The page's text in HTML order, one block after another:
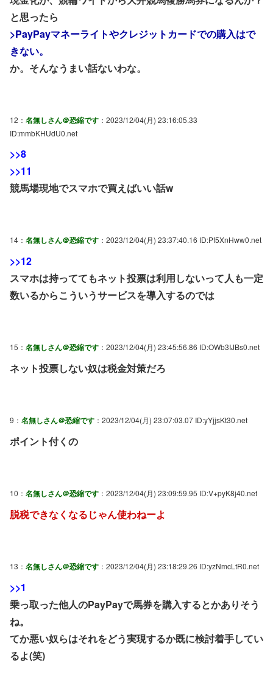
と思ったら
>PayPayマネーライトやクレジットカードでの購入はで
きない。
か。そんなうまい話ないわな。
12： 名無しさん＠恐縮です ：2023/12/04(月) 23:16:05.33
ID:mmbKHUdU0.net
>>8
>>11
競馬場現地でスマホで買えばいい話w
14： 名無しさん＠恐縮です ：2023/12/04(月) 23:37:40.16 ID:Pf5XnHww0.net
>>12
スマホは持っててもネット投票は利用しないって人も一定
数いるからこういうサービスを導入するのでは
15： 名無しさん＠恐縮です ：2023/12/04(月) 23:45:56.86 ID:OWb3IJBs0.net
ネット投票しない奴は税金対策だろ
9： 名無しさん＠恐縮です ：2023/12/04(月) 23:07:03.07 ID:yYjjsKt30.net
ポイント付くの
10： 名無しさん＠恐縮です ：2023/12/04(月) 23:09:59.95 ID:V+pyK8j40.net
脱税できなくなるじゃん使わねーよ
13： 名無しさん＠恐縮です ：2023/12/04(月) 23:18:29.26 ID:yzNmcLtR0.net
>>1
乗っ取った他人のPayPayで馬券を購入するとかありそう
ね。
てか悪い奴らはそれをどう実現するか既に検討着手してい
るよ(笑)